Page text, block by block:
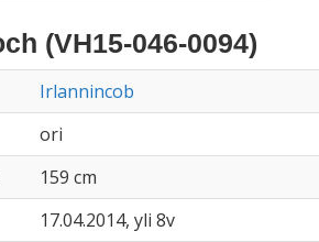
(VH15-046-0094)
Irlannincob
ori
159 cm
17.04.2014, yli 8v